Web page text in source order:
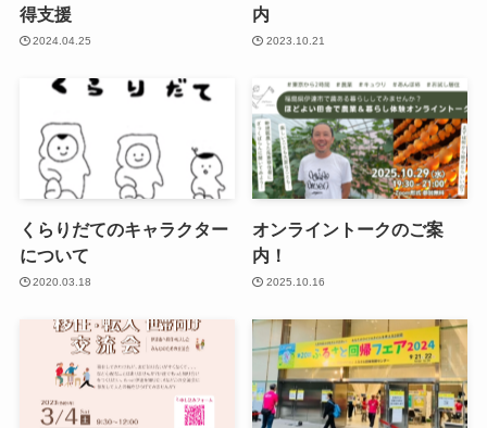
得支援
2024.04.25
内
2023.10.21
くらりだてのキャラクター
について
2020.03.18
オンライントークのご案
内！
2025.10.16